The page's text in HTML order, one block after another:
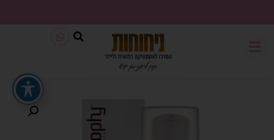
משלוח חינם בכל קנייה מעל 199₪